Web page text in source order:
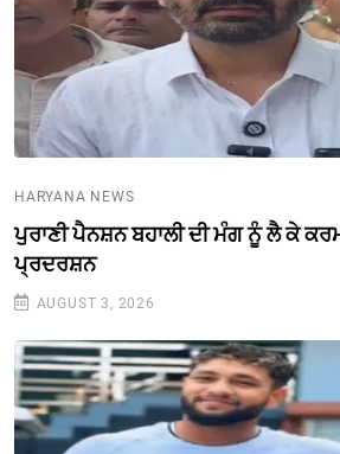
HARYANA NEWS
ਪੁਰਾਣੀ ਪੈਨਸ਼ਨ ਬਹਾਲੀ ਦੀ ਮੰਗ ਨੂੰ ਲੈ ਕੇ
ਪ੍ਰਦਰਸ਼ਨ
AUGUST 3, 2026